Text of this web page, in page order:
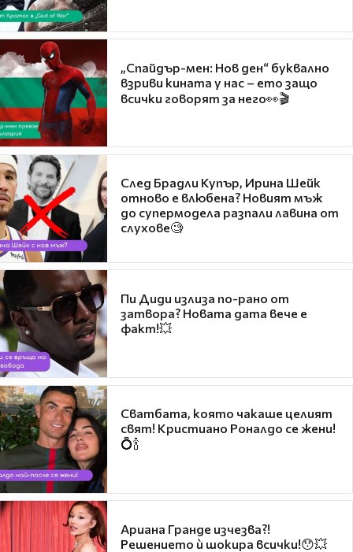
„Спайдър-мен: Нов ден“ буквално
взриви кината у нас – ето защо
всички говорят за него👀🎬
След Брадли Купър, Ирина Шейк
отново е влюбена? Новият мъж
до супермодела разпали лавина от
слухове🧐
Пи Диди излиза по-рано от
затвора? Новата дата вече е
факт!💥
Сватбата, която чакаше целият
свят! Кристиано Роналдо се жени!
💍🍾
Ариана Гранде изчезва?!
Решението ѝ шокира всички!😯💥